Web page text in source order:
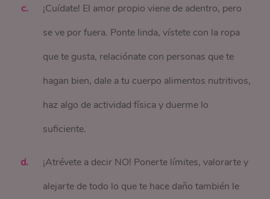
¡Cuídate! El amor propio viene de adentro, pero
se ve por fuera. Ponte linda, vístete con la ropa
que te gusta, relaciónate con personas que te
hagan bien, dale a tu cuerpo alimentos nutritivos,
haz algo de actividad física y duerme lo
suficiente.
¡Atrévete a decir NO! Ponerte límites, valorarte y
alejarte de todo lo que te hace daño también le